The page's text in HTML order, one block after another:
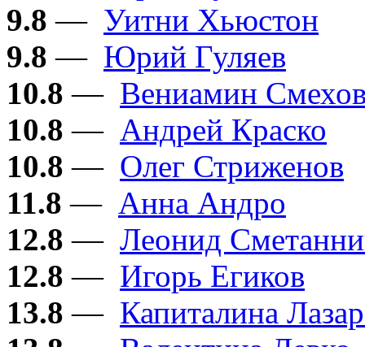
9.8 — Уитни Хьюстон
9.8 — Юрий Гуляев
10.8 — Вениамин
10.8 — Андрей Краско
10.8 — Олег Стриженов
11.8 — Анна Андро
12.8 — Леонид
12.8 — Игорь Егиков
13.8 — Капиталина